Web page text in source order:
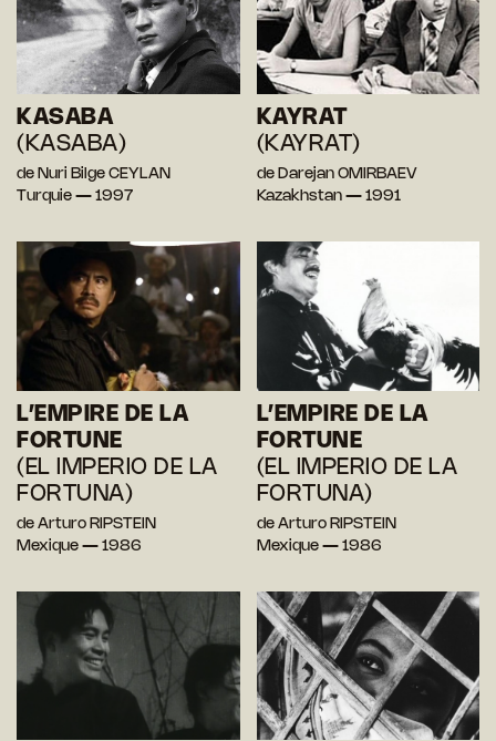
KASABA
(KASABA)
de Nuri Bilge CEYLAN
Turquie — 1997
KAYRAT
(KAYRAT)
de Darejan OMIRBAEV
Kazakhstan — 1991
L’EMPIRE DE LA
FORTUNE
(EL IMPERIO DE LA
FORTUNA)
de Arturo RIPSTEIN
Mexique — 1986
L’EMPIRE DE LA
FORTUNE
(EL IMPERIO DE LA
FORTUNA)
de Arturo RIPSTEIN
Mexique — 1986